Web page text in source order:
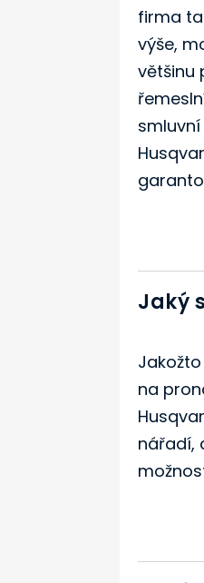
firma
výše,
většinu
Jaký
na
nářadí,